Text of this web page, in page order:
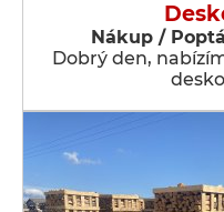
Nákup /
Dobrý den,